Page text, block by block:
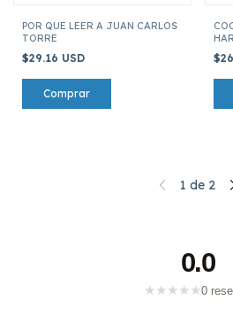
POR QUE LEER A JUAN CARLOS
TORRE
$29.16 USD
1 de 2
0.0
★ ★ ★ ★ ★0